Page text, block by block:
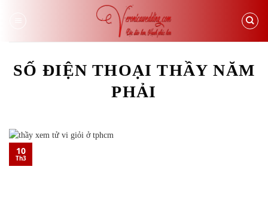
SỐ ĐIỆN THOẠI THẦY NĂM
PHẢI
10
Th3